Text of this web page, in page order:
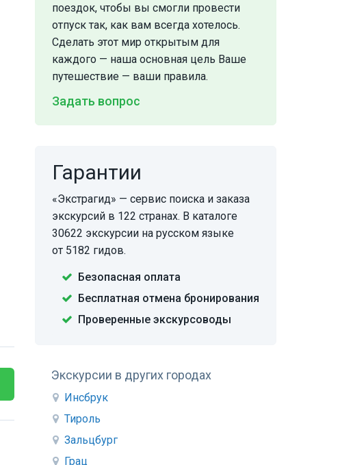
поездок, чтобы вы смогли провести
отпуск так, как вам всегда хотелось.
Сделать этот мир открытым для
каждого — наша основная цель Ваше
путешествие — ваши правила.
Задать вопрос
Гарантии
«Экстрагид» — сервис поиска и заказа
экскурсий в 122 странах. В каталоге
30622 экскурсии на русском языке
от 5182 гидов.
Безопасная оплата
Бесплатная отмена бронирования
Проверенные экскурсоводы
Экскурсии в других городах
Инсбрук
Тироль
Зальцбург
Грац